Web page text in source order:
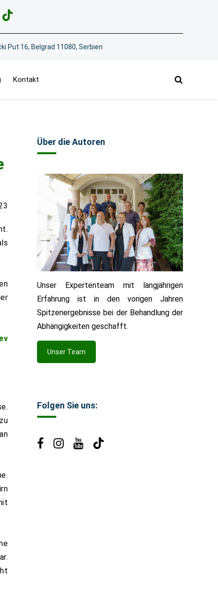
Put 16, Belgrad 11080, Serbien
Kontakt
Über die Autoren
Unser Expertenteam mit langjährigen
Erfahrung ist in den vorigen Jahren
Spitzenergebnisse bei der Behandlung der
Abhängigkeiten geschafft.
Unser Team
Folgen Sie uns: